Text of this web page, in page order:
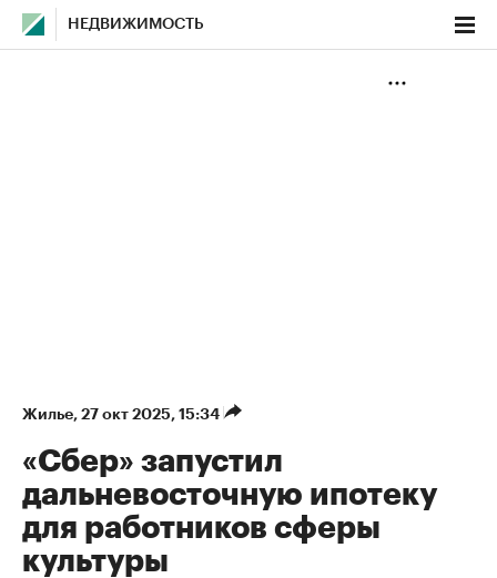
НЕДВИЖИМОСТЬ
Жилье⁠, 27 окт 2025, 15:34
«Сбер» запустил
дальневосточную ипотеку
для работников сферы
культуры